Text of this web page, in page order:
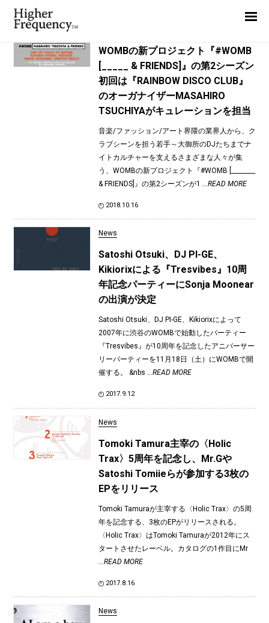
TAG: WOMB
WOMBの新プロジェクト『#WOMB
[_____ & FRIENDS]』の第2シーズン
初回は『RAINBOW DISCO CLUB』
のオーガナイザーMASAHIRO
TSUCHIYAがキュレーションを担当
音楽/ファッション/アート界隈の業界人から、ク
ラブシーンを担う若手～大御所のDJたちまでナ
イトカルチャーを支えるさまざまな人々が集
う、WOMBの新プロジェクト『#WOMB [________
& FRIENDS]』の第2シーズンが1 ...READ MORE
2018.10.16
News
Satoshi Otsuki、DJ PI-GE、
Kikiorixによる『Tresvibes』10周
年記念パーティーにSonja Moonear
の出演が決定
Satoshi Otsuki、DJ PI-GE、Kikiorixによって
2007年に渋谷のWOMBで始動したパーティー
『Tresvibes』が10周年を記念したアニバーサー
リーパーティーを11月18日（土）にWOMBで開
催する。 &nbs ...READ MORE
2017.9.12
News
Tomoki Tamura主宰の〈Holic
Trax〉5周年を記念し、Mr.Gや
Satoshi Tomiieらが参加する3枚の
EPをリリース
Tomoki Tamuraが主宰する〈Holic Trax〉の5周
年を記念する、3枚のEPがリリースされる。
〈Holic Trax〉はTomoki Tamuraが2012年にス
タートさせたレーベル。カタログの1作目にMr
...READ MORE
2017.8.16
News
News
Interview
Highlight
Report